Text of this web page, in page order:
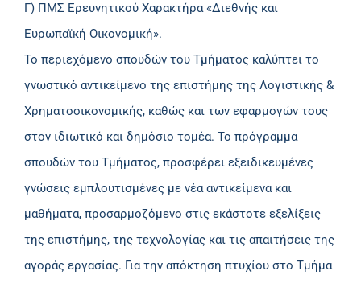
Γ) ΠΜΣ Ερευνητικού Χαρακτήρα «Διεθνής και
Ευρωπαϊκή Οικονομική».
Το περιεχόμενο σπουδών του Τμήματος καλύπτει το
γνωστικό αντικείμενο της επιστήμης της Λογιστικής &
Χρηματοοικονομικής, καθώς και των εφαρμογών τους
στον ιδιωτικό και δημόσιο τομέα. Το πρόγραμμα
σπουδών του Τμήματος, προσφέρει εξειδικευμένες
γνώσεις εμπλουτισμένες με νέα αντικείμενα και
μαθήματα, προσαρμοζόμενο στις εκάστοτε εξελίξεις
της επιστήμης, της τεχνολογίας και τις απαιτήσεις της
αγοράς εργασίας. Για την απόκτηση πτυχίου στο Τμήμα